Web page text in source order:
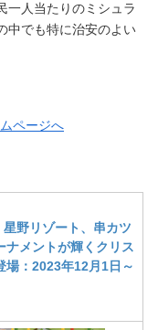
一人当たりのミシュラ
中でも特に治安のよい
ページへ
野リゾート、串カツ
ナメントが輝くクリス
場：2023年12月1日～